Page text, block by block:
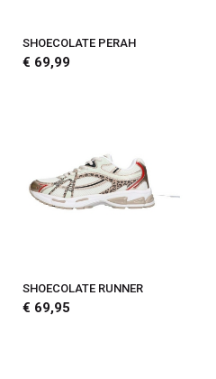
SHOECOLATE PERAH
€ 69,99
SHOECOLATE RUNNER
€ 69,95